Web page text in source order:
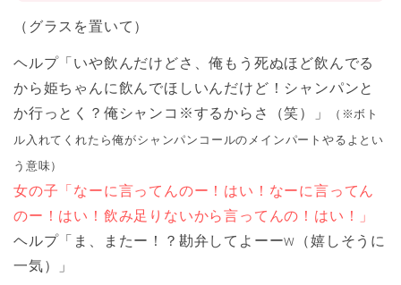
（グラスを置いて）
ヘルプ「いや飲んだけどさ、俺もう死ぬほど飲んでる
から姫ちゃんに飲んでほしいんだけど！シャンパンと
か行っとく？俺シャンコ※するからさ（笑）」
（※ボト
ル入れてくれたら俺がシャンパンコールのメインパートやるよとい
う意味）
女の子「なーに言ってんのー！はい！なーに言ってん
のー！はい！飲み足りないから言ってんの！はい！」
ヘルプ「ま、またー！？勘弁してよーーw（嬉しそうに
一気）」